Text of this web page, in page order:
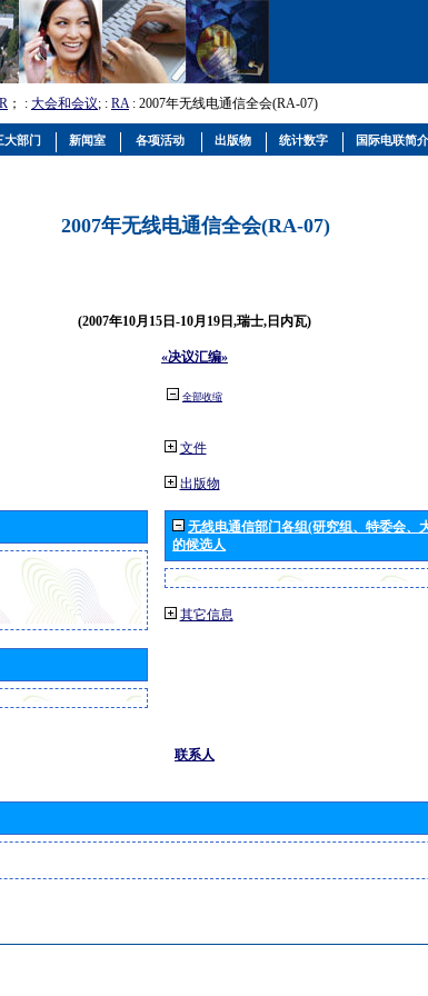
； : 大会和会议; : RA: 2007年无线电通信全会(RA-07)
2007年无线电通信全会(RA-07)
(2007年10月15日-10月19日,瑞士,日内瓦)
«决议汇编»
全部收缩
文件
出版物
无线电通信部门各组(研究组、特委会、
的候选人
其它信息
联系人
大部门 新闻室 各项活动 出版物 统计数字 国际电联简介